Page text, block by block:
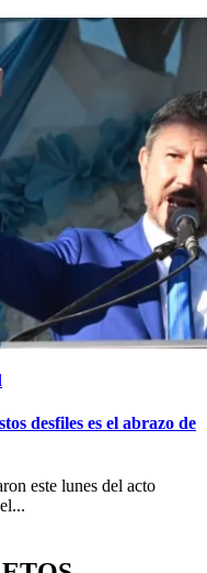
desfiles es el abrazo de
este lunes del acto